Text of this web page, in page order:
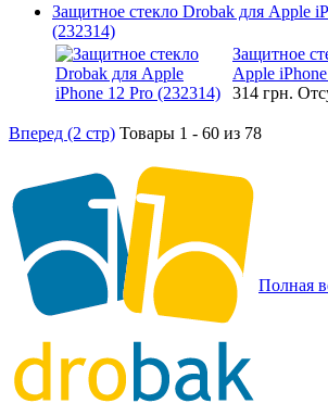
Защитное стекло Drobak для Apple
(232314)
Защитное
Apple
314 грн.
Вперед (2 стр) Товары 1 - 60 из 78
Полная